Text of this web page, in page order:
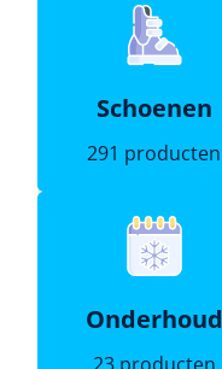
Schoenen
291 producten
Onderhoud